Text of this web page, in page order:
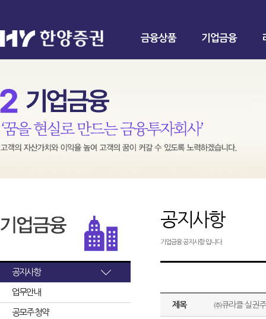
금융상품 기업금융
공지사항
업무안내
공모주 청약
공지사항
기업금융 공지사항 입니다.
제목 ㈜큐라클 실권